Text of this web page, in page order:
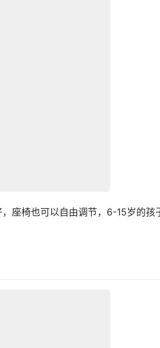
座椅也可以自由调节，6-15岁的孩